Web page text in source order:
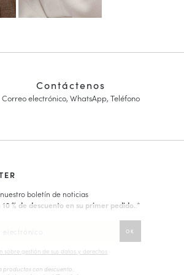
Contáctenos
Correo electrónico, WhatsApp, Teléfono
boletín de noticias
10 % de descuento en su primer pedido..*
sobre gestión de sus datos y derechos
productos con descuento.